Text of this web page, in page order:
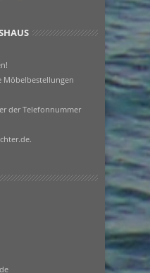
Möbelbestellungen
der Telefonnummer